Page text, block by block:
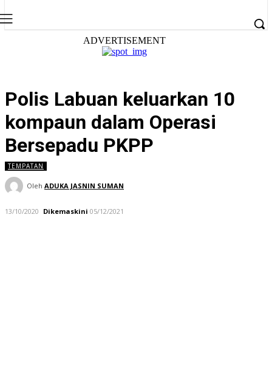
ADVERTISEMENT
Polis Labuan keluarkan 10
kompaun dalam Operasi
Bersepadu PKPP
TEMPATAN
Oleh ADUKA JASNIN SUMAN
13/10/2020 Dikemaskini 05/12/2021